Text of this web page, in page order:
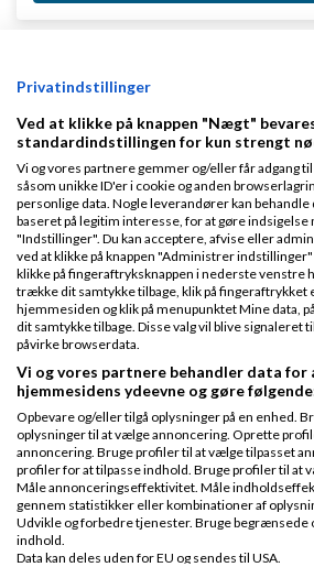
AndreasSkrevet17-04-2014kl.
Hvor gammel er du?
Svar
Privatindstillinger
Ved at klikke på knappen "Nægt"
standardindstillingen for kun strengt
Vi og vores partnere gemmer og/eller får adgang
såsom unikke ID'er i cookie og anden
personlige data. Nogle leverandører kan behandle
baseret på legitim interesse, for at gøre indsigelse
"Indstillinger". Du kan acceptere, afvise eller
ved at klikke på knappen "Administrer
klikke på fingeraftryksknappen i nederste venstre
trække dit samtykke tilbage, klik på fingeraftrykket
hjemmesiden og klik på menupunktet Mine data,
dit samtykke tilbage. Disse valg vil blive signaleret
påvirke browserdata.
Vi og vores partnere behandler data for
hjemmesidens ydeevne og gøre
Opbevare og/eller tilgå oplysninger på en enhed.
oplysninger til at vælge annoncering. Oprette
annoncering. Bruge profiler til at vælge tilpasset
profiler for at tilpasse indhold. Bruge profiler til at
Måle annonceringseffektivitet. Måle
gennem statistikker eller kombinationer af
Udvikle og forbedre tjenester. Bruge begrænsede
indhold.
Data kan deles uden for EU og sendes til USA.